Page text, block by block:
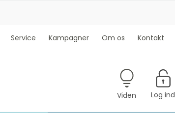
Service Kampagner Om os Kontakt
Viden Log ind